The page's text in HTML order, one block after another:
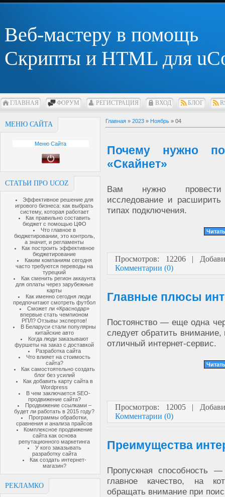
Веб-мастеру в помощь
Скрипты и HTML для
ГЛАВНАЯ ФОРУМ РЕГИСТРАЦИЯ ВХОД БЛОГ
МЕНЮ САЙТА
Меню Сайта
СТАТЬИ ПРО UCOZ
Эффективное решение для
игрового бизнеса: как выбрать
систему, которая работает
Как правильно составить
бюджет с помощью ЦФО
Что главное в
бюджетировании, это контроль,
а значит, и регламенты
Как построить эффективное
бюджетирование
Каким компаниям сегодня
часто требуются переводы на
турецкий
Как сменить регион аккаунта
для оплаты через зарубежные
карты
Как именно сегодня люди
предпочитают смотреть футбол
Сможет ли «Краснодар»
впервые стать чемпионом
РПЛ? Отзывы экспертов!
В Беларуси стали популярны
китайские авто
Когда люди заказывают
фуршеты на заказ с доставкой
Разработка сайта
Что влияет на стоимость
сайта?
Как самостоятельно создать
блог без усилий
Как добавить карту сайта в
Wordpress
В чем заключается SEO-
продвижение сайта?
Продвижение ссылками –
будет ли работать в 2015 году?
Программы обработки,
сравнения и анализа прайсов
Комплексное продвижение
сайта как основа
репутационного маркетинга
У кого заказывать
разработку сайта
Как создать интернет-
магазин?
РЕКЛАМКО
Главная » 2023 » Ноябрь » 04
Почему нужно
«Скайнет»
Вам нужно провести
исследование и
типах подключения.
Просмотров: 12206 |
Комментарии (0)
Главные плюсы
Постоянство — еще одна
следует обратить внимание,
отличный интернет-сервис.
Просмотров: 12005 |
Комментарии (0)
Преимущества
Пропускная способность
главное качество, на
обращать внимание при